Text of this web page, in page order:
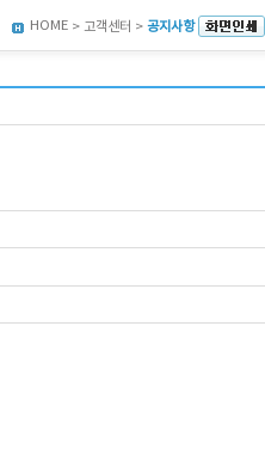
HOME > 고객센터 > 공지사항